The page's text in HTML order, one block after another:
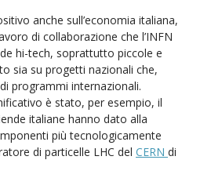
anche sull’economia italiana,
di collaborazione che l’INFN
hi-tech, soprattutto piccole e
sia su progetti nazionali che,
programmi internazionali.
è stato, per esempio, il
italiane hanno dato alla
più tecnologicamente
di particelle LHC del CERN di